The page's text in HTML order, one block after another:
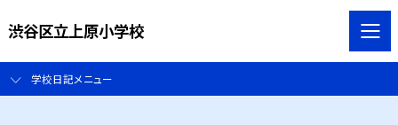
渋谷区立上原小学校
学校日記メニュー